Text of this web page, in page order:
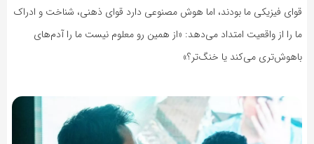
قوای فیزیکی ما بودند، اما هوش مصنوعی دارد قوای ذهنی، شناخت و ادراک
ما را از واقعیت امتداد می‌دهد: «از همین رو معلوم نیست ما را آدم‌های
باهوش‌تری می‌کند یا خنگ‌تر؟»